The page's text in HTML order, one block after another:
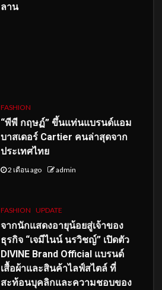
ลาน
FASHION
“พีพี กฤษฏ์” ขึ้นแท่นแบรนด์แอม
บาสเดอร์ Cartier คนล่าสุดจาก
ประเทศไทย
2 เดือน ago admin
FASHION UPDATE
จากนักแสดงอายุน้อยสู่เจ้าของ
ธุรกิจ “เจมีไนน์ นรวิชญ์” เปิดตัว
DIVINE Brand Official แบรนด์
เสื้อผ้าและสินค้าไลฟ์สไตล์ ที่
สะท้อนบุคลิกและความชอบของ